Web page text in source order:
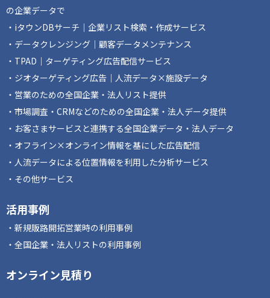
の企業データで
iタウンDBサーチ｜企業リスト検索・作成サービス
データクレンジング｜顧客データメンテナンス
TPAD｜ターゲティング広告配信サービス
ジオターゲティング広告｜人流データ×施設データ
営業のための全国企業・法人リスト提供
市場調査・CRMなどのための全国企業・法人データ提供
お客さまサービスと連携する全国企業データ・法人データ
オフライン×オンライン情報を基にした広告配信
人流データによる位置情報を利用した分析サービス
その他サービス
活用事例
新規販路開拓営業時の利用事例
全国企業・法人リストの利用事例
オンライン見積り